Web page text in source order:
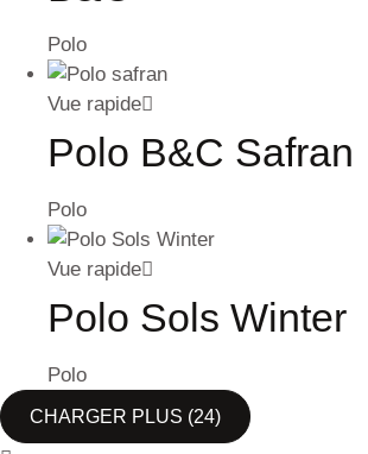
Polo
Vue rapide
Polo B&C Safran
Polo
Vue rapide
Polo Sols Winter
Polo
CHARGER PLUS (24)